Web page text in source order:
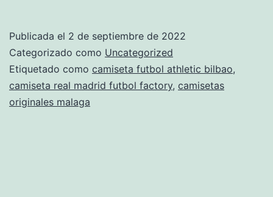
futbol
Publicada el 2 de septiembre de 2022
Categorizado como Uncategorized
Etiquetado como camiseta futbol athletic bilbao,
camiseta real madrid futbol factory, camisetas
originales malaga